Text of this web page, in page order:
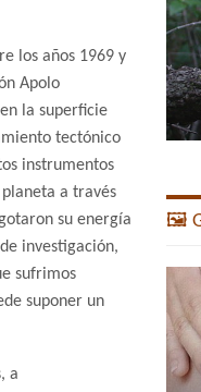
los años 1969 y
Apolo
la superficie
tectónico
instrumentos
a través
su energía
investigación,
sufrimos
suponer un
a
🖼️